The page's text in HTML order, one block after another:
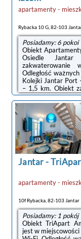
noclegi Jantar
apartamenty -
Rybacka 10 G, 82-103
Posiadamy: 6 pokoi
Obiekt
Osiedle
zakwaterowanie
Odległość
Kolejki Jantar Port
– 1,5 km. Obiekt
Na terenie
prywatny
zakwaterowania
w telewizor z
We wszystkich
kuchenny z
lodówką, jak
rozkładaną sofą
prysznicem.
Jantar-
apartamenty -
10f Rybacka, 82-103 Jantar
Posiadamy: 1 pokój
Obiekt TriApart
jest w